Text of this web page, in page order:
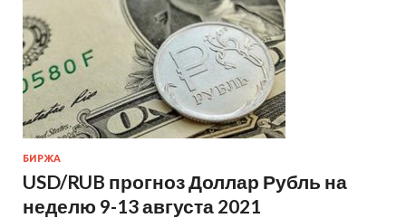
БИРЖА
USD/RUB прогноз Доллар Рубль на
неделю 9-13 августа 2021